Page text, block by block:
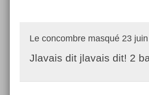
Le concombre masqué 23
Jlavais dit jlavais dit! 2